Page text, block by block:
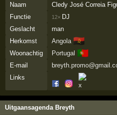
Naam
Cledy José Correia
Functie
12× DJ
Geslacht
man
Herkomst
Angola 🇦🇴
Woonachtig Portugal 🇵🇹
E-mail
Links
Uitgaansagenda Breyth